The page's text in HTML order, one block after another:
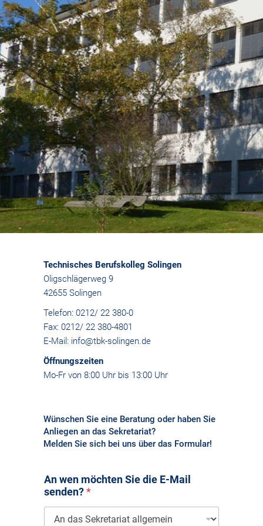
Technisches Berufskolleg Solingen
Oligschlägerweg 9
42655 Solingen
Telefon: 0212/ 22 380-0
Fax: 0212/ 22 380-4801
E-Mail: info@tbk-solingen.de
Öffnungszeiten
Mo-Fr von 8:00 Uhr bis 13:00 Uhr
Wünschen Sie eine Beratung oder haben Sie
Anliegen an das Sekretariat?
Melden Sie sich bei uns über das Formular!
An wen möchten Sie die E-Mail
senden?*